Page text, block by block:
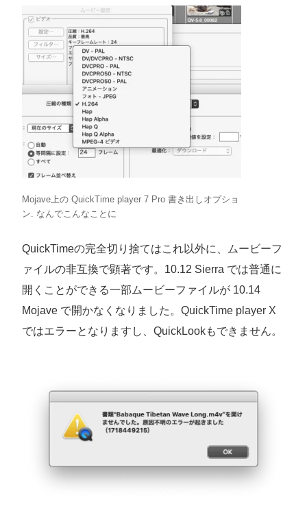
Mojave上の QuickTime player 7 Pro 書き出しオプショ
ン. なんでこんなことに
QuickTimeの完全切り捨てはこれ以外に、ムービーフ
ァイルの非互換で顕著です。10.12 Sierra では普通に
開くことができる一部ムービーファイルが 10.14
Mojave で開かなくなりました。QuickTime player X
ではエラーとなりますし、QuickLookもできません。